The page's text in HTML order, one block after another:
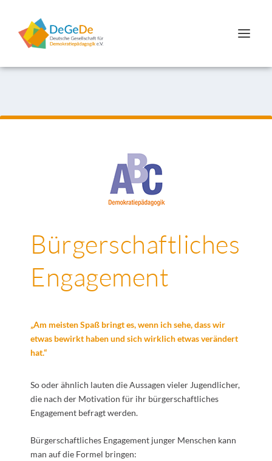
Bürgerschaftliches
Engagement
„Am meisten Spaß bringt es, wenn ich sehe, dass wir
etwas bewirkt haben und sich wirklich etwas verändert
hat.“
So oder ähnlich lauten die Aussagen vieler Jugendlicher,
die nach der Motivation für ihr bürgerschaftliches
Engagement befragt werden.
Bürgerschaftliches Engagement junger Menschen kann
man auf die Formel bringen: